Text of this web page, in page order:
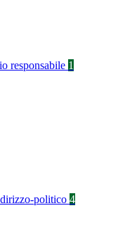
responsabile 1
politico 4